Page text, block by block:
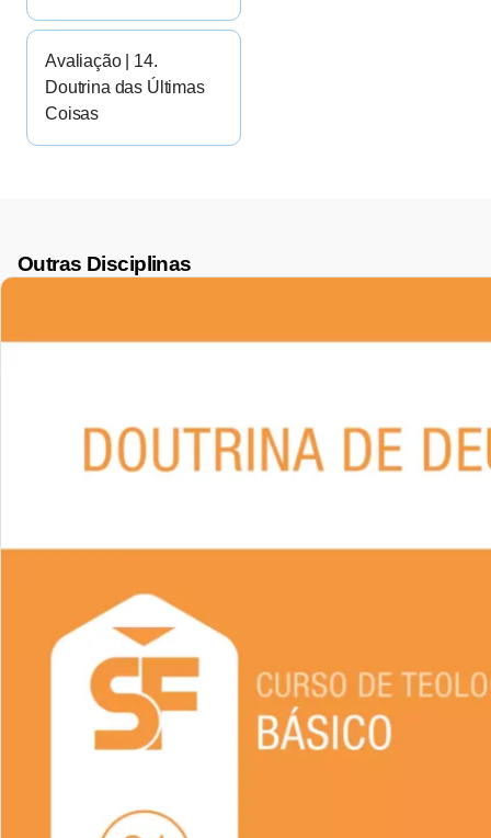
Avaliação | 14.
Doutrina das Últimas
Coisas
Outras Disciplinas